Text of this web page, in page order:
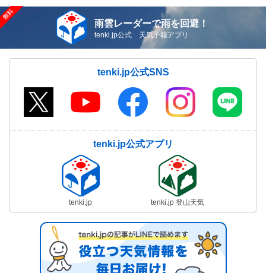
雨雲レーダーで雨を回避！
tenki.jp公式 天気予報アプリ
tenki.jp公式SNS
tenki.jp公式アプリ
tenki.jp tenki.jp 登山天気